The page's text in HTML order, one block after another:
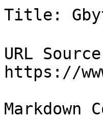
Title:
URL
https://
Markdown